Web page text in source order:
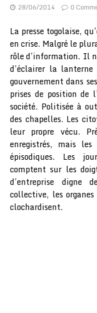
28/06/2014 0
La presse togolaise,
en crise. Malgré le
rôle d’information. Il
d’éclairer la
gouvernement dans
prises de position de
société. Politisée à
des chapelles. Les
leur propre vécu.
enregistrés, mais
épisodiques. Les
comptent sur les
d’entreprise digne
collective, les
clochardisent.